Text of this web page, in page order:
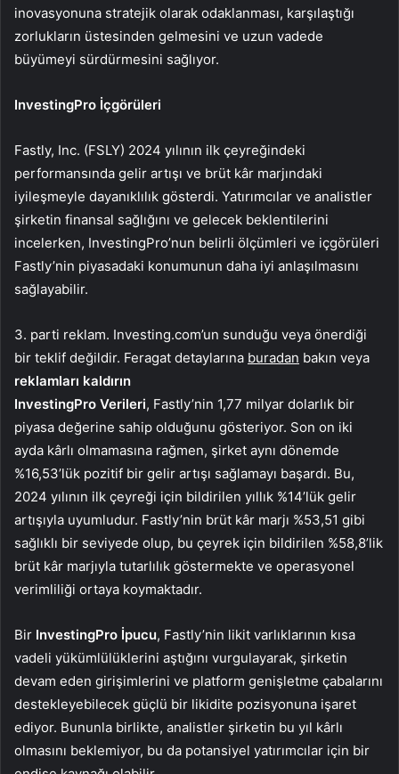
inovasyonuna stratejik olarak odaklanması, karşılaştığı
zorlukların üstesinden gelmesini ve uzun vadede
büyümeyi sürdürmesini sağlıyor.
InvestingPro İçgörüleri
Fastly, Inc. (FSLY) 2024 yılının ilk çeyreğindeki
performansında gelir artışı ve brüt kâr marjındaki
iyileşmeyle dayanıklılık gösterdi. Yatırımcılar ve analistler
şirketin finansal sağlığını ve gelecek beklentilerini
incelerken, InvestingPro’nun belirli ölçümleri ve içgörüleri
Fastly’nin piyasadaki konumunun daha iyi anlaşılmasını
sağlayabilir.
3. parti reklam. Investing.com’un sunduğu veya önerdiği
bir teklif değildir. Feragat detaylarına buradan bakın veya
reklamları kaldırın
InvestingPro Verileri, Fastly’nin 1,77 milyar dolarlık bir
piyasa değerine sahip olduğunu gösteriyor. Son on iki
ayda kârlı olmamasına rağmen, şirket aynı dönemde
%16,53’lük pozitif bir gelir artışı sağlamayı başardı. Bu,
2024 yılının ilk çeyreği için bildirilen yıllık %14’lük gelir
artışıyla uyumludur. Fastly’nin brüt kâr marjı %53,51 gibi
sağlıklı bir seviyede olup, bu çeyrek için bildirilen %58,8’lik
brüt kâr marjıyla tutarlılık göstermekte ve operasyonel
verimliliği ortaya koymaktadır.
Bir InvestingPro İpucu, Fastly’nin likit varlıklarının kısa
vadeli yükümlülüklerini aştığını vurgulayarak, şirketin
devam eden girişimlerini ve platform genişletme çabalarını
destekleyebilecek güçlü bir likidite pozisyonuna işaret
ediyor. Bununla birlikte, analistler şirketin bu yıl kârlı
olmasını beklemiyor, bu da potansiyel yatırımcılar için bir